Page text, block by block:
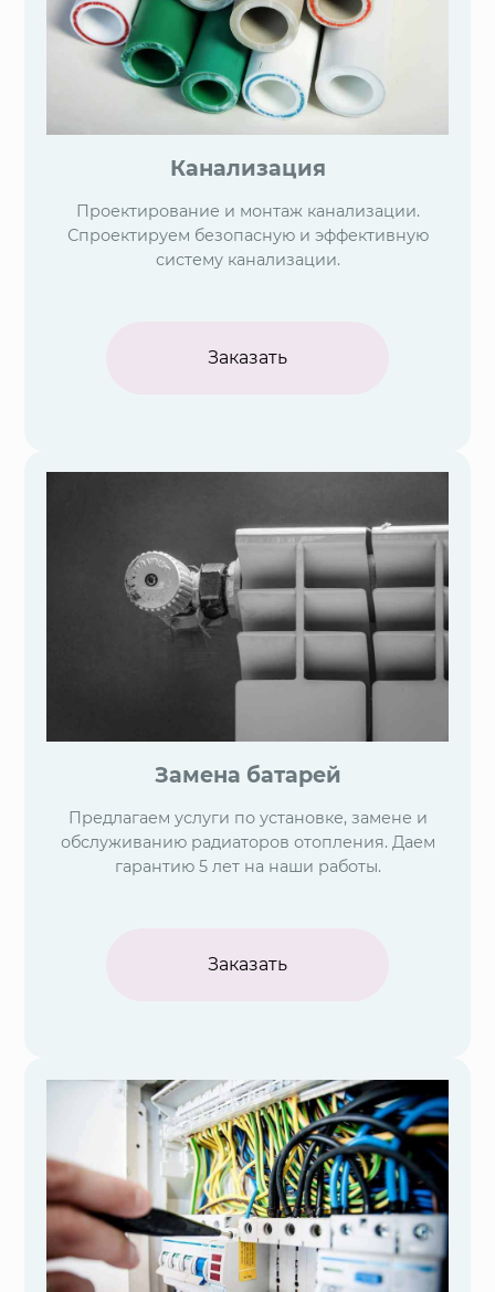
Канализация
Проектирование и монтаж канализации.
Спроектируем безопасную и эффективную
систему канализации.
Заказать
Замена батарей
Предлагаем услуги по установке, замене и
обслуживанию радиаторов отопления. Даем
гарантию 5 лет на наши работы.
Заказать